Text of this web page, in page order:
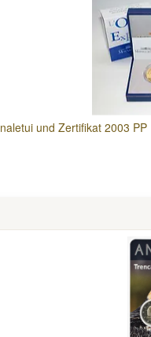
und Zertifikat 2003 PP